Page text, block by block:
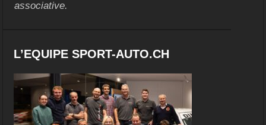
associative.
L’EQUIPE SPORT-AUTO.CH